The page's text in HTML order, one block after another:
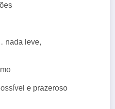
nada leve,
e prazeroso